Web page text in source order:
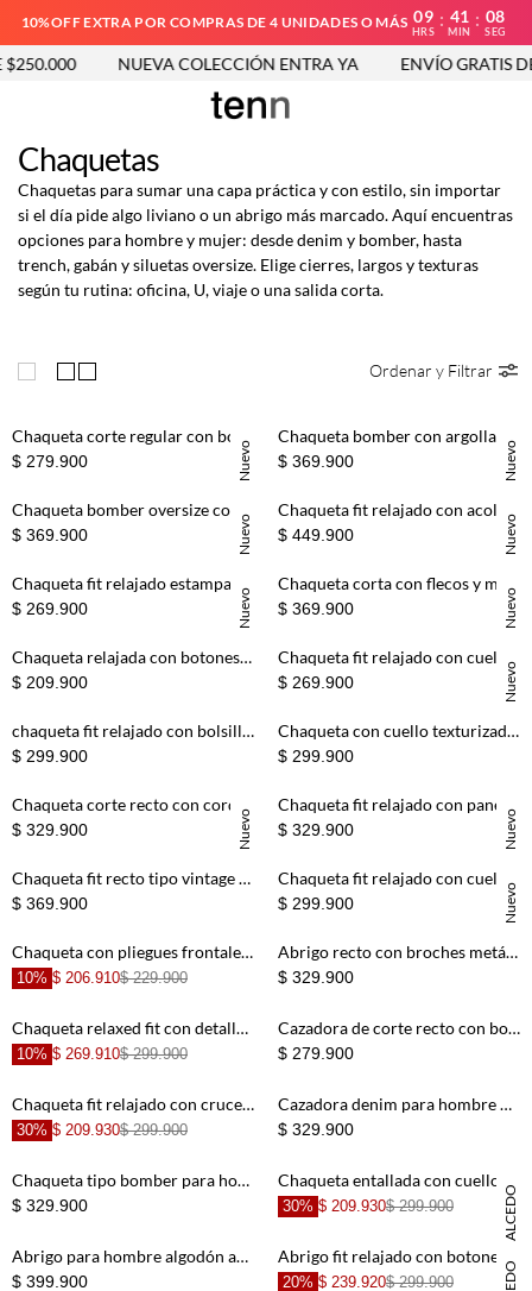
10%OFF EXTRA POR COMPRAS DE 4 UNIDADES O MÁS 09
HRS
: 41
MIN
: 07
SEG
NUEVA COLECCIÓN ENTRA YA ENVÍO GRATIS
Chaquetas
Chaquetas para sumar una capa práctica y con estilo, sin importar
si el día pide algo liviano o un abrigo más marcado. Aquí encuentras
opciones para hombre y mujer: desde denim y bomber, hasta
trench, gabán y siluetas oversize. Elige cierres, largos y texturas
según tu rutina: oficina, U, viaje o una salida corta.
Ordenar y Filtrar
Nuevo
+
Chaqueta corte regular con bolsillos de pecho en café para hombre
$ 279.900 Nuevo
+
Chaqueta bomber con argolla en el cuello tipo cuero café para mujer
$ 369.900
Nuevo
+
Chaqueta bomber oversize con hebilla frontal tipo cuero verde oliva para mujer
$ 369.900 Nuevo
+
Chaqueta fit relajado con acolchado de rombos en verde oliva para hombre
$ 449.900
Nuevo
+
Chaqueta fit relajado estampada de algodón beige para mujer
$ 269.900 Nuevo
+
Chaqueta corta con flecos y mini tachas en beige para mujer
$ 369.900
+
Chaqueta relajada con botones en denim para mujer
$ 209.900 Nuevo
+
Chaqueta fit relajado con cuello alto asimétrico en denim para mujer
$ 269.900
+
chaqueta fit relajado con bolsillo angular en denim para hombre
$ 299.900
+
Chaqueta con cuello texturizado en algodón kaki para hombre
$ 299.900
Nuevo
+
Chaqueta corte recto con cordones dorados de algodón negro para mujer
$ 329.900 Nuevo
+
Chaqueta fit relajado con panel de encaje en algodón beige para mujer
$ 329.900
+
Chaqueta fit recto tipo vintage en denim para hombre
$ 369.900 Nuevo
+
Chaqueta fit relajado con cuello amplio de denim para mujer
$ 299.900
+
Chaqueta con pliegues frontales en verde salvia para mujer
10% $ 206.910$ 229.900
+
Abrigo recto con broches metálicos en algodón beige para hombre
$ 329.900
Chaqueta relaxed fit con detalle fruncido en algodón marrón para mujer
10% $ 269.910$ 299.900
Cazadora de corte recto con bolsillos frontales en algodón camel para hombre
$ 279.900
Chaqueta fit relajado con cruce asimétrico en kaki para mujer
30% $ 209.930$ 299.900
Cazadora denim para hombre de algodón azul índigo fit relajado con costuras en contraste
$ 329.900
Chaqueta tipo bomber para hombre en algodón verde oliva fit recto con parche de tigre
$ 329.900 DANIELA SALCEDO
30% $ 209.930$ 299.900
Abrigo para hombre algodón azul fit recto con borreguito
$ 399.900 20% $ 239.920$ 299.900